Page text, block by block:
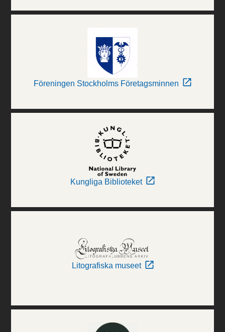
Föreningen Stockholms Företagsminnen
Kungliga Biblioteket
Litografiska museet